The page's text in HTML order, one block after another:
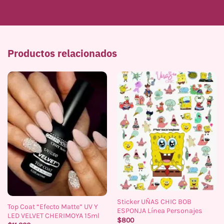
Productos relacionados
Top Coat “Efecto Matte” UV Y
LED VELVET CHERIMOYA 15ml
Sticker UÑAS CHIC BOB
ESPONJA Línea Personajes
$800